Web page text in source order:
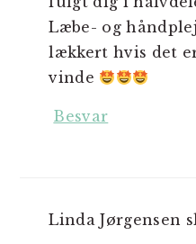
Læbe- og
lækkert hvis det
vinde
Besvar
Linda Jørgensen